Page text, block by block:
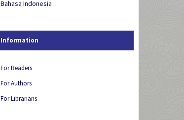
Bahasa Indonesia
Information
For Readers
For Authors
For Librarians